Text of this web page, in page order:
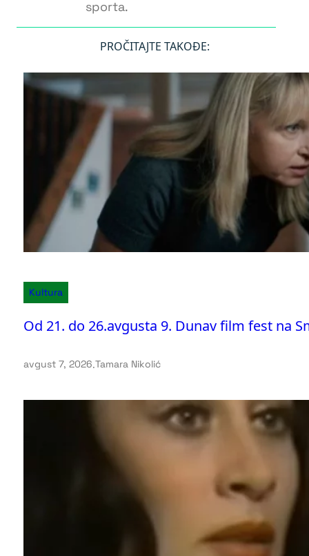
sporta.
PROČITAJTE TAKOĐE:
Kultura
Od 21. do 26.avgusta 9. Dunav film fest na
avgust 7, 2026.Tamara Nikolić